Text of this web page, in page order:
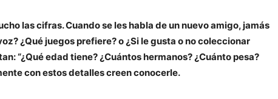
las cifras. Cuando se les habla de un nuevo amigo, jamás
¿Qué juegos prefiere? o ¿Si le gusta o no coleccionar
“¿Qué edad tiene? ¿Cuántos hermanos? ¿Cuánto pesa?
con estos detalles creen conocerle.